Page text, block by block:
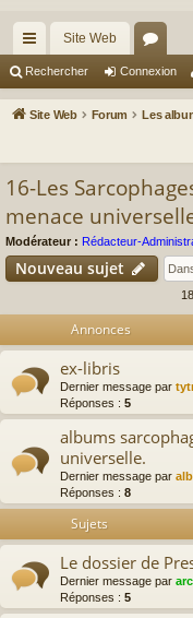
cc
ès
Site Web
or
u
Rechercher Connexion
Site Web Forum Les
16-Les
menace
Modérateur : Rédacteur-
Nouveau sujet
Annonces
ex-libris
Dernier message par
Réponses : 5
albums
universelle.
Dernier message par
Réponses : 8
Sujets
Le dossier de
Dernier message par
Réponses : 5